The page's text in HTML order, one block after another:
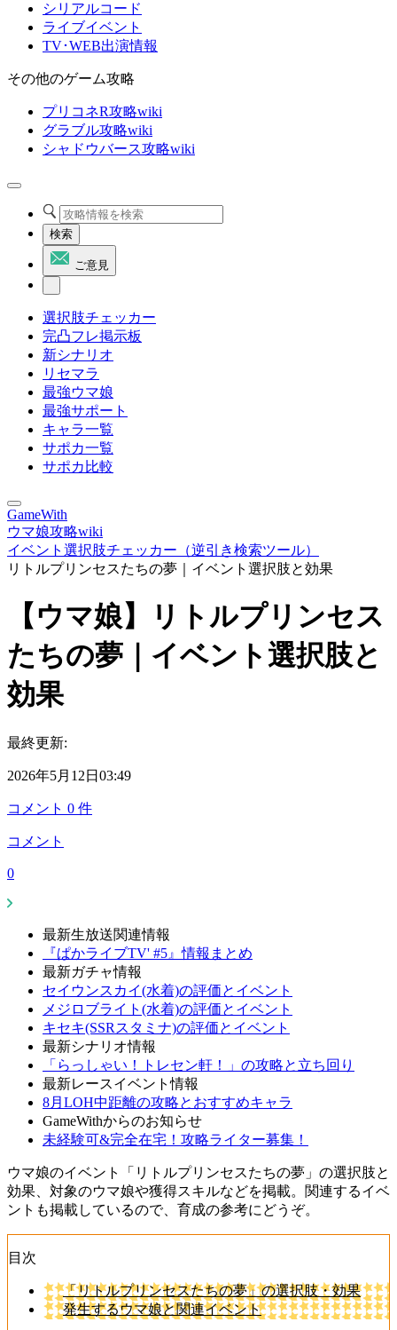
シリアルコード
ライブイベント
TV･WEB出演情報
その他のゲーム攻略
プリコネR攻略wiki
グラブル攻略wiki
シャドウバース攻略wiki
検索
ご意見
選択肢チェッカー
完凸フレ掲示板
新シナリオ
リセマラ
最強ウマ娘
最強サポート
キャラ一覧
サポカ一覧
サポカ比較
GameWith
ウマ娘攻略wiki
イベント選択肢チェッカー（逆引き検索ツール）
リトルプリンセスたちの夢｜イベント選択肢と効果
【ウマ娘】リトルプリンセス
たちの夢｜イベント選択肢と
効果
最終更新:
2026年5月12日03:49
コメント 0 件
コメント
0
最新生放送関連情報
『ぱかライブTV' #5』情報まとめ
最新ガチャ情報
セイウンスカイ(水着)の評価とイベント
メジロブライト(水着)の評価とイベント
キセキ(SSRスタミナ)の評価とイベント
最新シナリオ情報
「らっしゃい！トレセン軒！」の攻略と立ち回り
最新レースイベント情報
8月LOH中距離の攻略とおすすめキャラ
GameWithからのお知らせ
未経験可&完全在宅！攻略ライター募集！
ウマ娘のイベント「リトルプリンセスたちの夢」の選択肢と
効果、対象のウマ娘や獲得スキルなどを掲載。関連するイベ
ントも掲載しているので、育成の参考にどうぞ。
目次
「リトルプリンセスたちの夢」の選択肢・効果
発生するウマ娘と関連イベント